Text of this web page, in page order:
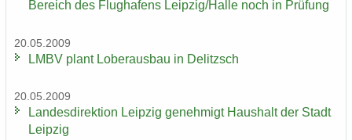
Be­reich des Flug­ha­fens Leip­zig/Halle noch in Prü­fung
20.05.2009
LMBV plant Lober­aus­bau in De­litzsch
20.05.2009
Lan­des­di­rek­ti­on Leip­zig ge­neh­migt Haus­halt der Stadt
Leip­zig